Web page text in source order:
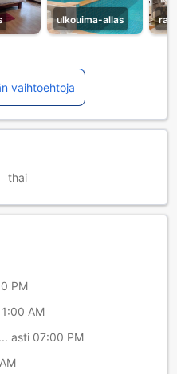
ulkouima-allas
vaihtoehtoja
thai
PM
AM
asti 07:00 PM